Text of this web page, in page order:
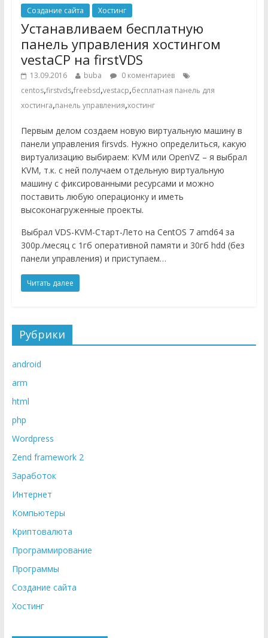
Создание сайта Хостинг
Устанавливаем бесплатную
панель управления хостингом
vestaCP на firstVDS
13.09.2016 buba
0 коментариев
centos,firstvds,freebsd,vestacp,бесплатная панель для
хостинга,панель управления,хостинг
Первым делом создаем новую виртуальную машину в
панели управления firsvds. Нужно определиться, какую
виртуализацию выбираем: KVM или OpenVZ – я выбрал
KVM, т.к. с ней получаем отдельную виртуальную
машину с фиксированными ресурсами и можно
поставить любую операционку и иметь
высоконагруженные проекты.
Выбрал VDS-KVM-Старт-Лето на CentOS 7 amd64 за
300р./месяц с 1гб оперативной памяти и 30гб hdd (без
панели управления) и приступаем…
Читать далее
Рубрики
android
arm
html
php
Wordpress
Zend framework 2
Заработок
Интернет
Компьютеры
Криптовалюта
Программирование
Программы
Создание сайта
Хостинг